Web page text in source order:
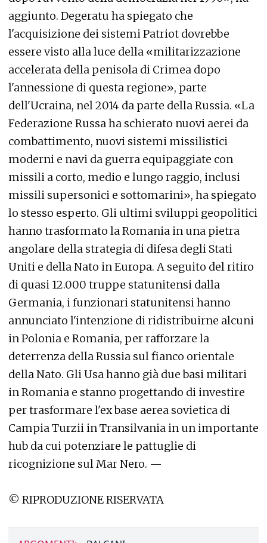
aggiunto. Degeratu ha spiegato che
l'acquisizione dei sistemi Patriot dovrebbe
essere visto alla luce della «militarizzazione
accelerata della penisola di Crimea dopo
l'annessione di questa regione», parte
dell'Ucraina, nel 2014 da parte della Russia. «La
Federazione Russa ha schierato nuovi aerei da
combattimento, nuovi sistemi missilistici
moderni e navi da guerra equipaggiate con
missili a corto, medio e lungo raggio, inclusi
missili supersonici e sottomarini», ha spiegato
lo stesso esperto. Gli ultimi sviluppi geopolitici
hanno trasformato la Romania in una pietra
angolare della strategia di difesa degli Stati
Uniti e della Nato in Europa. A seguito del ritiro
di quasi 12.000 truppe statunitensi dalla
Germania, i funzionari statunitensi hanno
annunciato l'intenzione di ridistribuirne alcuni
in Polonia e Romania, per rafforzare la
deterrenza della Russia sul fianco orientale
della Nato. Gli Usa hanno già due basi militari
in Romania e stanno progettando di investire
per trasformare l'ex base aerea sovietica di
Campia Turzii in Transilvania in un importante
hub da cui potenziare le pattuglie di
ricognizione sul Mar Nero. —
© RIPRODUZIONE RISERVATA